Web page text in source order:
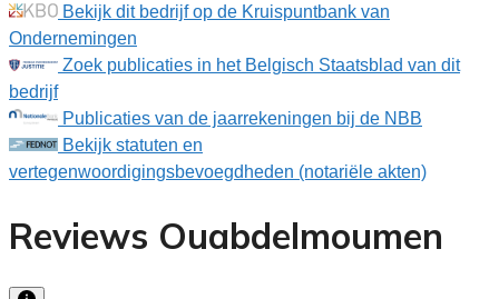
Bekijk dit bedrijf op de Kruispuntbank van
Ondernemingen
Zoek publicaties in het Belgisch Staatsblad van dit
bedrijf
Publicaties van de jaarrekeningen bij de NBB
Bekijk statuten en
vertegenwoordigingsbevoegdheden (notariële akten)
Reviews Ouabdelmoumen